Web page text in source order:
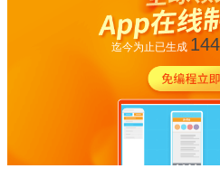
迄今为止已生成